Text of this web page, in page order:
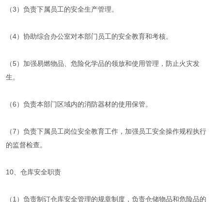
（3）负责下属员工的安全生产管理。
（4）协助综合办公室对本部门员工的安全教育和考核。
（5）加强易燃物品、危险化学品的领放和使用管理，防止火灾发
生。
（6）负责本部门区域内的消防器材的使用保管。
（7）负责下属员工岗位安全教育工作，加强员工安全操作规程执行
的监督检查。
10、仓库安全职责
（1）负责制订仓库安全管理的规章制度，负责仓储物品和危险品的